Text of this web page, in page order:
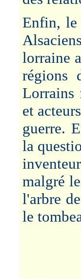
Enfin, le
lorraine
régions
Lorrains
et
guerre.
la
malgré
l'arbre
le